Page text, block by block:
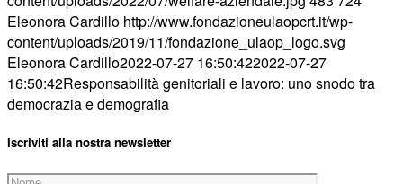
Eleonora Cardillo http://www.fondazioneulaopcrt.it/wp-
content/uploads/2019/11/fondazione_ulaop_logo.svg
Eleonora Cardillo2022-07-27 16:50:422022-07-27
16:50:42Responsabilità genitoriali e lavoro: uno snodo tra
democrazia e demografia
Iscriviti alla nostra newsletter